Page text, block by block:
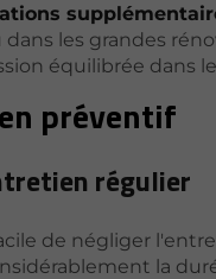
dans les grandes
équilibrée dans
préventif
régulier
de négliger
la